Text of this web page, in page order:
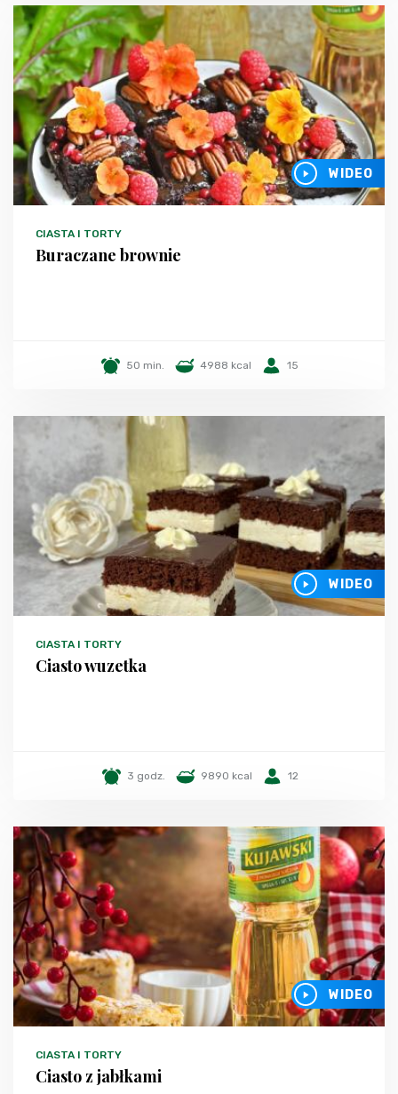
WIDEO
CIASTA I TORTY
Buraczane brownie
50 min. 4988 kcal 15
WIDEO
CIASTA I TORTY
Ciasto wuzetka
3 godz. 9890 kcal 12
WIDEO
CIASTA I TORTY
Ciasto z jabłkami